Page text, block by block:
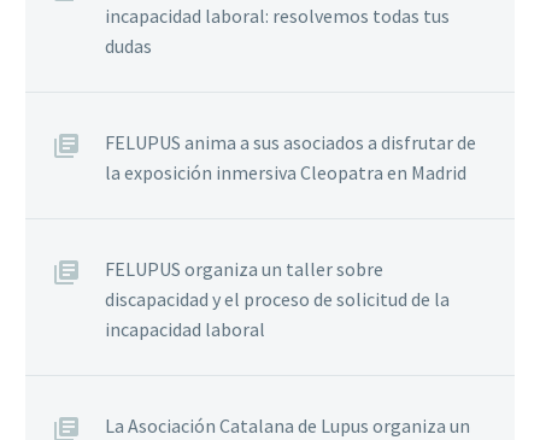
incapacidad laboral: resolvemos todas tus
dudas
FELUPUS anima a sus asociados a disfrutar de
la exposición inmersiva Cleopatra en Madrid
FELUPUS organiza un taller sobre
discapacidad y el proceso de solicitud de la
incapacidad laboral
La Asociación Catalana de Lupus organiza un